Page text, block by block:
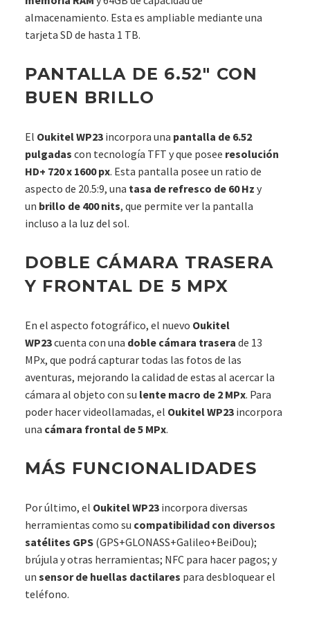
almacenamiento. Esta es ampliable mediante una
tarjeta SD de hasta 1 TB.
PANTALLA DE 6.52″ CON
BUEN BRILLO
El Oukitel WP23 incorpora una pantalla de 6.52
pulgadas con tecnología TFT y que posee resolución
HD+ 720 x 1600 px. Esta pantalla posee un ratio de
aspecto de 20.5:9, una tasa de refresco de 60 Hz y
un brillo de 400 nits, que permite ver la pantalla
incluso a la luz del sol.
DOBLE CÁMARA TRASERA
Y FRONTAL DE 5 MPX
En el aspecto fotográfico, el nuevo Oukitel
WP23cuenta con una doble cámara trasera de 13
MPx, que podrá capturar todas las fotos de las
aventuras, mejorando la calidad de estas al acercar la
cámara al objeto con su lente macro de 2 MPx. Para
poder hacer videollamadas, el Oukitel WP23 incorpora
una cámara frontal de 5 MPx.
MÁS FUNCIONALIDADES
Por último, el Oukitel WP23 incorpora diversas
herramientas como su compatibilidad con diversos
satélites GPS (GPS+GLONASS+Galileo+BeiDou);
brújula y otras herramientas; NFC para hacer pagos; y
un sensor de huellas dactilares para desbloquear el
teléfono.